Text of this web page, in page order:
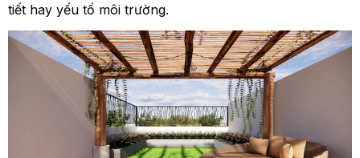
tiết hay yếu tố môi trường.